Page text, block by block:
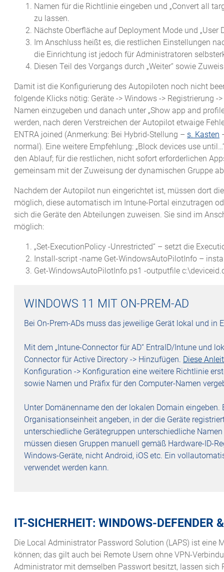
Namen für die Richtlinie eingeben und „Convert all
zu lassen.
Nächste Oberfläche auf Deployment Mode und „User
Im Anschluss heißt es, die restlichen Einstellungen
die Einrichtung ist jedoch für Administratoren
Diesen Teil des Vorgangs durch „Weiter“ sowie
Damit ist die Konfigurierung des Autopiloten noch nicht
folgende Klicks nötig: Geräte -> Windows -> Registrierung
Namen einzugeben und danach unter „Show app and
werden, nach deren Verstreichen der Autopilot etwaige
ENTRA joined (Anmerkung: Bei Hybrid-Stellung – s. Kasten
normal). Eine weitere Empfehlung: „Block devices use
den Ablauf; für die restlichen, nicht sofort erforderlichen
gemeinsam mit der Zuweisung der dynamischen Gruppe
Nachdem der Autopilot nun eingerichtet ist, müssen dort
möglich, diese automatisch im Intune-Portal einzutragen
sich die Geräte den Abteilungen zuweisen. Sie sind im
möglich:
„Set-ExecutionPolicy -Unrestricted“ – setzt die
Install-script -name Get-WindowsAutoPilotInfo –
Get-WindowsAutoPilotInfo.ps1 -outputfile
WINDOWS 11 MIT ON-PREM-AD
Bei On-Prem-ADs muss das jeweilige Gerät lokal und in
Mit dem „Intune-Connector für AD“ EntraID/Intune und
Connector für Active Directory -> Hinzufügen. Diese
Konfiguration -> Konfiguration eine weitere Richtlinie
sowie Namen und Präfix für den Computer-Namen
Unter Domänenname den der lokalen Domain
Organisationseinheit angeben, in der die Geräte
unterschiedliche Gerätegruppen unterschiedliche
müssen diesen Gruppen manuell gemäß Hardware-ID-
Windows-Geräte, nicht Android, iOS etc. Ein
verwendet werden kann.
IT-SICHERHEIT: WINDOWS-DEFENDER
Die Local Administrator Password Solution (LAPS) ist
können; das gilt auch bei Remote Usern ohne VPN-
Administrator mit demselben Passwort besitzt, lassen sich